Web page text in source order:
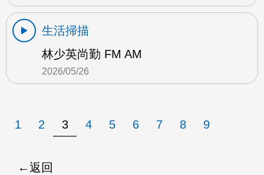
生活掃描
林少英尚勤 FM AM
2026/05/26
1 2 3 4 5 6 7 8 9
返回